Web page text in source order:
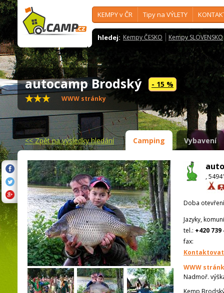
KEMPY v ČR Tipy na VÝLETY
hledej: Kempy ČESKO Kempy SLOVENSKO
autocamp Brodský - 15 %
WWW stránky
<<Zpět na výsledky hledání Camping Vybavení
,
Doba
Jazyky,
tel.: +420 739
fax:
WWW
Nadmoř.
Kemp